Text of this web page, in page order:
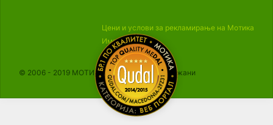
Цени и услови за рекламирање на Мотика
Импресум
© 2006 - 2019 МОТИКА, Сите права се задржани